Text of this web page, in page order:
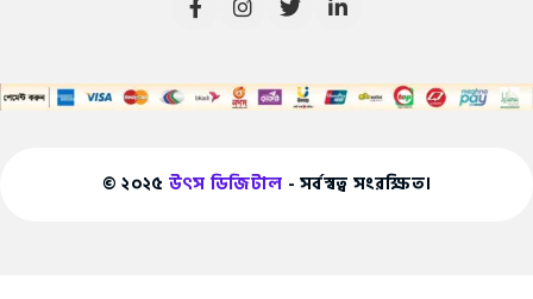
© ২০২৫ উৎস ডিজিটাল - সর্বস্বত্ব সংরক্ষিত।